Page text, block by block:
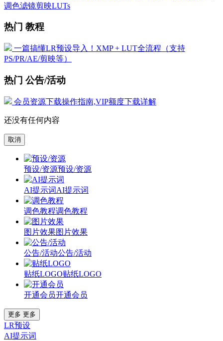
调色滤镜剪映LUTs
热门 教程
一篇搞懂LR预设导入！XMP + LUT全流程（支持
PS/PR/AE/剪映等）
热门 公告/活动
会员资源下载操作指南,VIP额度下载详解
还没有任何内容
取消
预设/资源预设/资源
AI提示词AI提示词
调色教程调色教程
图片效果图片效果
公告/活动公告/活动
贴纸LOGO贴纸LOGO
开通会员开通会员
更多 更多
LR预设
AI提示词